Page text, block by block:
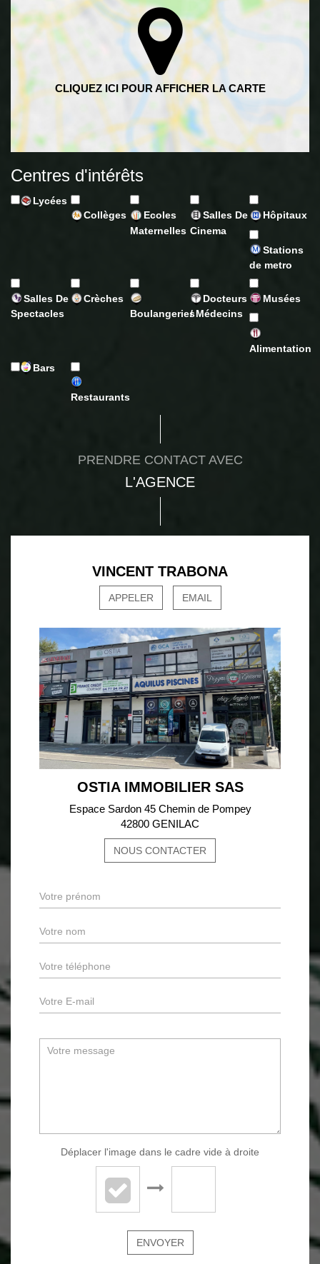
Centres d'intérêts
Lycées
Collèges
Ecoles
Maternelles
Salles De
Cinema
Hôpitaux
Stations
de metro
Salles De
Spectacles
Crèches
Boulangeries
Docteurs
/ Médecins
Musées
Alimentation
Bars
Restaurants
PRENDRE CONTACT AVEC
L'AGENCE
VINCENT TRABONA
APPELER EMAIL
OSTIA IMMOBILIER SAS
Espace Sardon 45 Chemin de Pompey
42800 GENILAC
NOUS CONTACTER
Déplacer l'image dans le cadre vide à droite
ENVOYER